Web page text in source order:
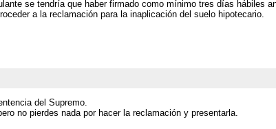
se tendría que haber firmado como mínimo tres días hábiles
a la reclamación para la inaplicación del suelo hipotecario.
del Supremo.
no pierdes nada por hacer la reclamación y presentarla.